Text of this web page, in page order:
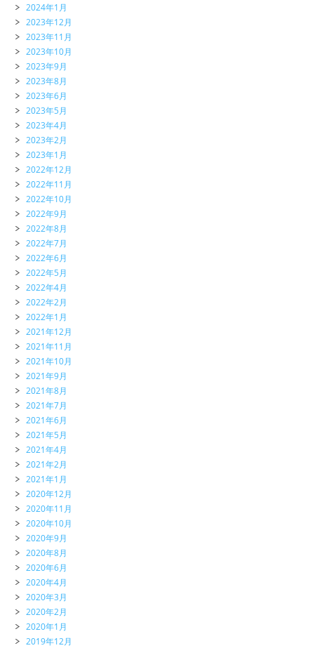
2024年1月
2023年12月
2023年11月
2023年10月
2023年9月
2023年8月
2023年6月
2023年5月
2023年4月
2023年2月
2023年1月
2022年12月
2022年11月
2022年10月
2022年9月
2022年8月
2022年7月
2022年6月
2022年5月
2022年4月
2022年2月
2022年1月
2021年12月
2021年11月
2021年10月
2021年9月
2021年8月
2021年7月
2021年6月
2021年5月
2021年4月
2021年2月
2021年1月
2020年12月
2020年11月
2020年10月
2020年9月
2020年8月
2020年6月
2020年4月
2020年3月
2020年2月
2020年1月
2019年12月